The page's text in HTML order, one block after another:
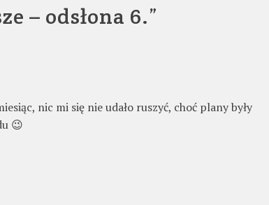
– odsłona 6.”
nic mi się nie udało ruszyć, choć plany były
😉